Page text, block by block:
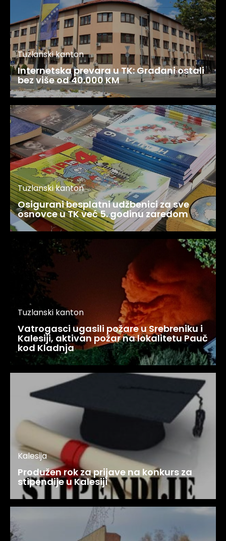
Tuzlanski kanton
Internetska prevara u TK: Građani ostali
bez više od 40.000 KM
Tuzlanski kanton
Osigurani besplatni udžbenici za sve
osnovce u TK već 5. godinu zaredom
Tuzlanski kanton
Vatrogasci ugasili požare u Srebreniku i
Kalesiji, aktivan požar na lokalitetu Pauč
kod Kladnja
Kalesija
Produžen rok za prijave na konkurs za
stipendije u Kalesiji